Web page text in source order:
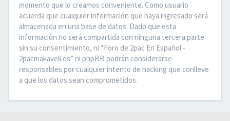
momento que lo creamos conveniente. Como usuario
acuerda que cualquier información que haya ingresado será
almacenada en una base de datos. Dado que esta
información no será compartida con ninguna tercera parte
sin su consentimiento, ni “Foro de 2pac En Español -
2pacmakaveli.es” ni phpBB podrán considerarse
responsables por cualquier intento de hacking que conlleve
a que los datos sean comprometidos.